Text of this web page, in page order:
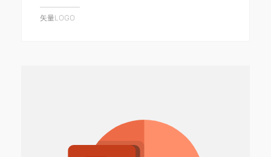
矢量LOGO